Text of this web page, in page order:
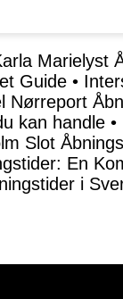
Marielyst
Guide •
Nørreport
kan handle •
Slot
En
i